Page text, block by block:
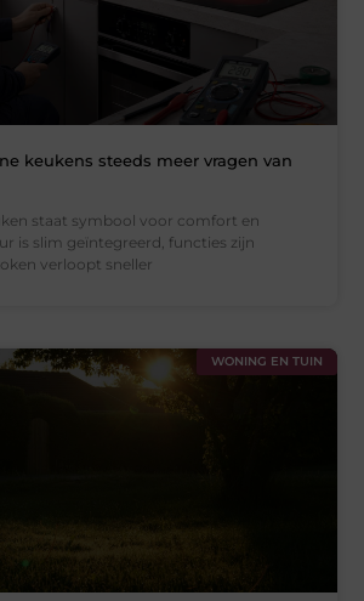
keukens steeds meer vragen van
staat symbool voor comfort en
is slim geïntegreerd, functies zijn
verloopt sneller
WONING EN TUIN